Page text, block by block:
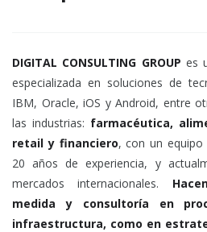
DIGITAL CONSULTING GROUP es
especializada en soluciones de
IBM, Oracle, iOS y Android, entre
las industrias: farmacéutica,
retail y financiero, con un
20 años de experiencia, y
mercados internacionales.
medida y consultoría en
infraestructura, como en